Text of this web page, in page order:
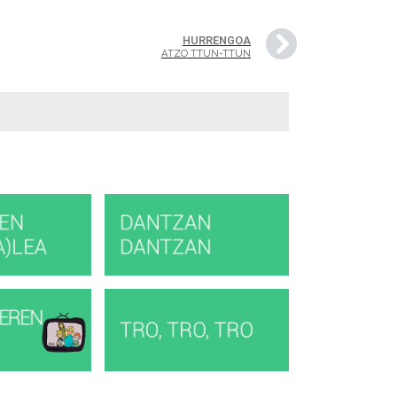
HURRENGOA
ATZO TTUN-TTUN